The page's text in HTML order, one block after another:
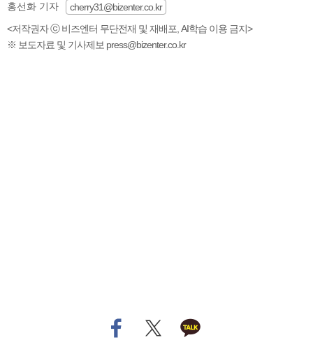
홍선화 기자
cherry31@bizenter.co.kr
<저작권자 ⓒ 비즈엔터 무단전재 및 재배포, AI학습 이용 금지>
※ 보도자료 및 기사제보 press@bizenter.co.kr